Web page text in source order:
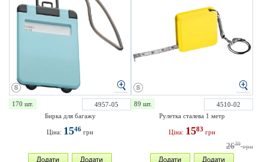
170 шт.
4957-05
Бирка для багажу
Ціна: 1546 грн
89 шт.
4510-02
Рулетка сталева 1 метр
Ціна: 1583 грн
2639 грн